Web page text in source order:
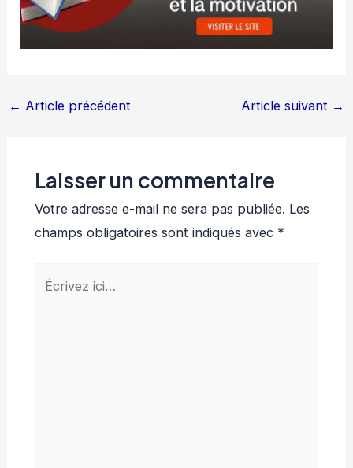
← Article précédent Article suivant →
Laisser un commentaire
Votre adresse e-mail ne sera pas publiée. Les
champs obligatoires sont indiqués avec *
Écrivez